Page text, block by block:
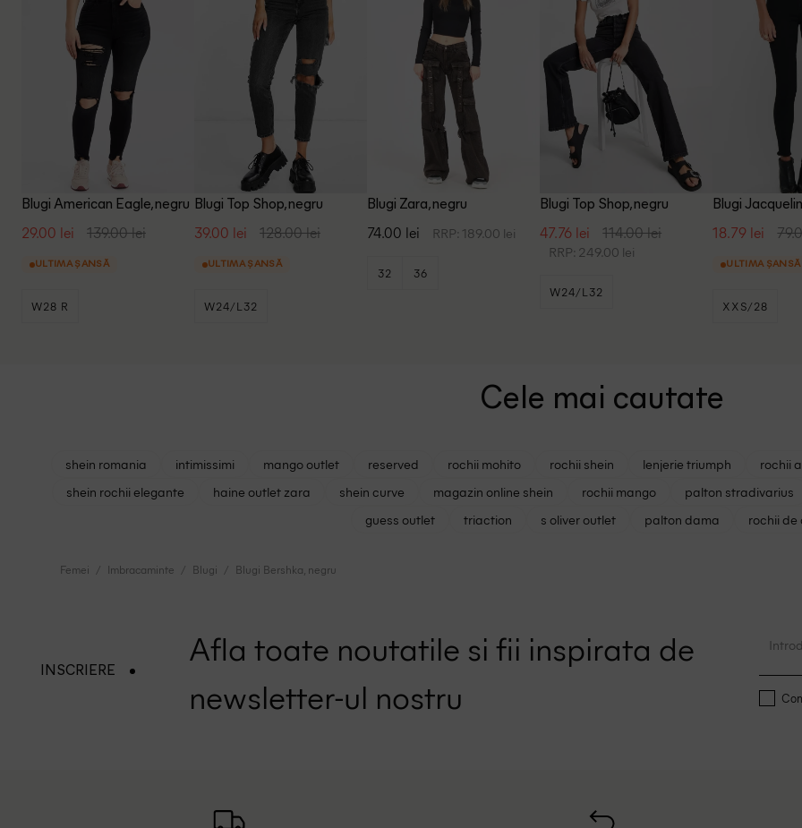
Blugi American Eagle, negru
29.00 lei 139.00 lei
ULTIMA ȘANSĂ
W28 R
Blugi Top Shop, negru
39.00 lei 128.00 lei
ULTIMA ȘANSĂ
W24/L32
Blugi Zara, negru
74.00 lei RRP: 189.00 lei
32 36
Blugi Top Shop, negru
47.76 lei 114.00 lei
RRP: 249.00 lei
W24/L32
Blugi
18.79 lei
ULTIMA ȘANSĂ
XXS/28
Cele mai cautate
shein romania intimissimi mango outlet reserved rochii mohito rochii shein lenjerie triumph rochii
shein rochii elegante
haine outlet zara shein curve magazin online shein rochii mango palton stradivarius
guess outlet
triaction s oliver outlet palton dama rochii de
Femei Imbracaminte Blugi Blugi Bershka, negru
INSCRIERE
Afla toate noutatile si fii inspirata de
newsletter-ul nostru